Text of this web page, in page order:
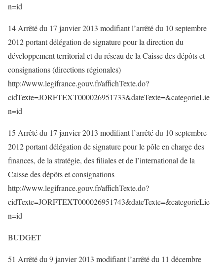
n=id
14 Arrêté du 17 janvier 2013 modifiant l’arrêté du 10 septembre
2012 portant délégation de signature pour la direction du
développement territorial et du réseau de la Caisse des dépôts et
consignations (directions régionales)
http://www.legifrance.gouv.fr/affichTexte.do?
cidTexte=JORFTEXT000026951733&dateTexte=&categorieLie
n=id
15 Arrêté du 17 janvier 2013 modifiant l’arrêté du 10 septembre
2012 portant délégation de signature pour le pôle en charge des
finances, de la stratégie, des filiales et de l’international de la
Caisse des dépôts et consignations
http://www.legifrance.gouv.fr/affichTexte.do?
cidTexte=JORFTEXT000026951743&dateTexte=&categorieLie
n=id
BUDGET
51 Arrêté du 9 janvier 2013 modifiant l’arrêté du 11 décembre